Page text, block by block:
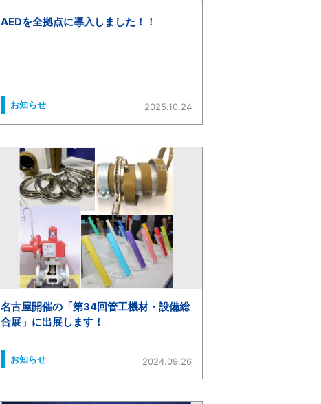
AEDを全拠点に導入しました！！
お知らせ 2025.10.24
名古屋開催の「第34回管工機材・設備総
合展」に出展します！
お知らせ 2024.09.26